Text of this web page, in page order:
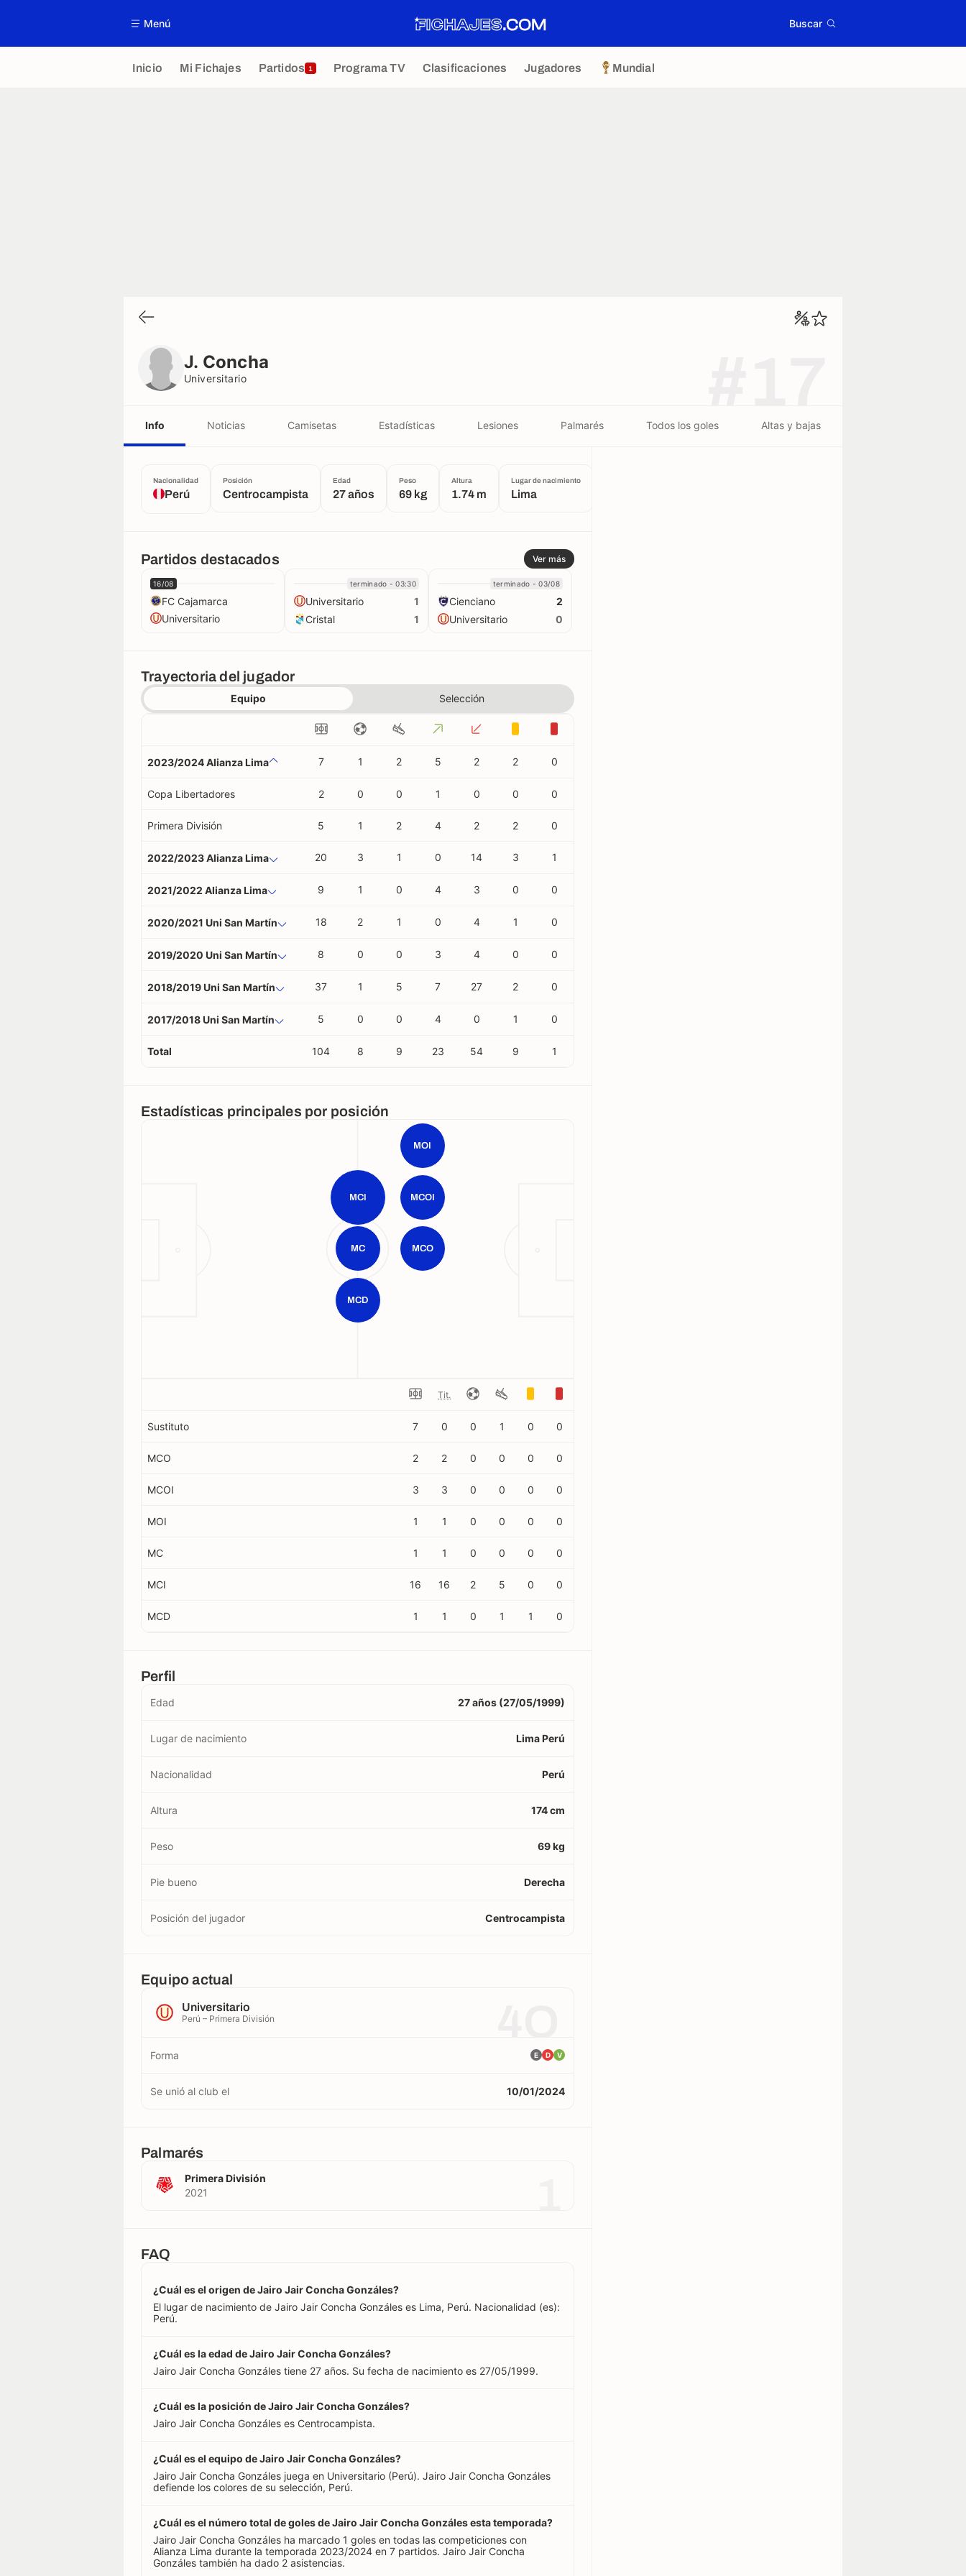
Menú Buscar
Inicio Mi Fichajes Partidos 1 Programa TV Clasificaciones Jugadores Mundial
J. Concha
Universitario
Info Noticias Camisetas Estadísticas Lesiones Palmarés Todos los goles Altas y bajas
Nacionalidad
Perú
Posición
Centrocampista
Edad
27 años
Peso
69 kg
Altura
1.74 m
Lugar de nacimiento
Lima
Partidos destacados Ver más
16/08
FC Cajamarca
Universitario
terminado - 03:30
Universitario
1
Cristal
1
terminado - 03/08
Cienciano
2
Universitario
0
Trayectoria del jugador
Equipo Selección
2023/2024 Alianza Lima 7 1 2 5 2 2 0
Copa Libertadores 2 0 0 1 0 0 0
Primera División 5 1 2 4 2 2 0
2022/2023 Alianza Lima 20 3 1 0 14 3 1
2021/2022 Alianza Lima 9 1 0 4 3 0 0
2020/2021 Uni San Martín 18 2 1 0 4 1 0
2019/2020 Uni San Martín 8 0 0 3 4 0 0
2018/2019 Uni San Martín 37 1 5 7 27 2 0
2017/2018 Uni San Martín 5 0 0 4 0 1 0
Total 104 8 9 23 54 9 1
Estadísticas principales por posición
MCI MCOI
MCO
MOI
MC
MCD
Tit.
Sustituto 7 0 0 1 0 0
MCO 2 2 0 0 0 0
MCOI 3 3 0 0 0 0
MOI 1 1 0 0 0 0
MC 1 1 0 0 0 0
MCI 16 16 2 5 0 0
MCD 1 1 0 1 1 0
Perfil
Edad 27 años (27/05/1999)
Lugar de nacimiento Lima Perú
Nacionalidad Perú
Altura 174 cm
Peso 69 kg
Pie bueno Derecha
Posición del jugador Centrocampista
Equipo actual
Universitario
Perú – Primera División
Forma E D V
Se unió al club el 10/01/2024
Palmarés
Primera División
2021
FAQ
¿Cuál es el origen de Jairo Jair Concha Gonzáles?
El lugar de nacimiento de Jairo Jair Concha Gonzáles es Lima, Perú. Nacionalidad (es):
Perú.
¿Cuál es la edad de Jairo Jair Concha Gonzáles?
Jairo Jair Concha Gonzáles tiene 27 años. Su fecha de nacimiento es 27/05/1999.
¿Cuál es la posición de Jairo Jair Concha Gonzáles?
Jairo Jair Concha Gonzáles es Centrocampista.
¿Cuál es el equipo de Jairo Jair Concha Gonzáles?
Jairo Jair Concha Gonzáles juega en Universitario (Perú). Jairo Jair Concha Gonzáles
defiende los colores de su selección, Perú.
¿Cuál es el número total de goles de Jairo Jair Concha Gonzáles esta temporada?
Jairo Jair Concha Gonzáles ha marcado 1 goles en todas las competiciones con
Alianza Lima durante la temporada 2023/2024 en 7 partidos. Jairo Jair Concha
Gonzáles también ha dado 2 asistencias.